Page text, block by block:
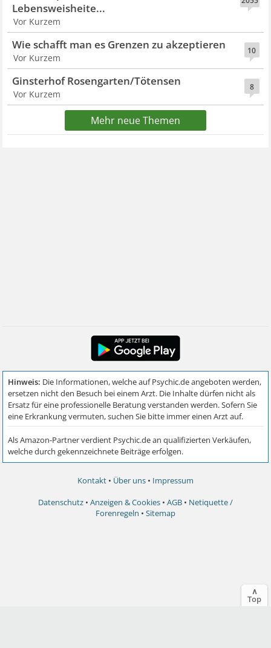
Lebensweisheite...
Vor Kurzem
10
Wie schafft man es Grenzen zu akzeptieren
Vor Kurzem
8
Ginsterhof Rosengarten/Tötensen
Vor Kurzem
Mehr neue Themen
Kontakt • Über uns • Impressum
Datenschutz • Anzeigen & Cookies • AGB • Netiquette /
Forenregeln • Sitemap
∧
Top